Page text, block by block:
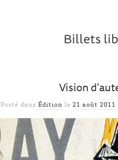
Billets
Vision
Posté dans Édition le 21 août 2011